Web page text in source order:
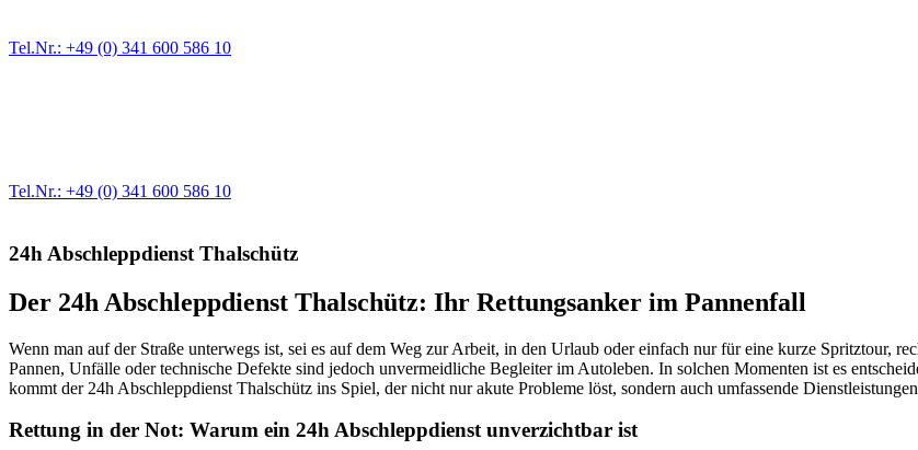
Tel.Nr.: +49 (0) 341 600 586 10
Tel.Nr.: +49 (0) 341 600 586 10
24h Abschleppdienst Thalschütz
Der 24h Abschleppdienst Thalschütz: Ihr Rettungsanker im Pannenfall
Wenn man auf der Straße unterwegs ist, sei es auf dem Weg zur Arbeit, in den Urlaub oder einfach nur für eine kurze Spritztour,
Pannen, Unfälle oder technische Defekte sind jedoch unvermeidliche Begleiter im Autoleben. In solchen Momenten ist es
kommt der 24h Abschleppdienst Thalschütz ins Spiel, der nicht nur akute Probleme löst, sondern auch umfassende
Rettung in der Not: Warum ein 24h Abschleppdienst unverzichtbar ist